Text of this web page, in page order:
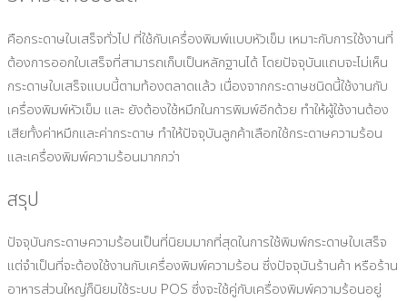
คือกระดาษใบเสร็จทั่วไป ที่ใช้กับเครื่องพิมพ์แบบหัวเข็ม เหมาะกับการใช้งานที่
ต้องการออกใบเสร็จที่สามารถเก็บเป็นหลักฐานได้ โดยปัจจุบันแถบจะไม่เห็น
กระดาษใบเสร็จแบบนี้ตามท้องตลาดแล้ว เนื่องจากกระดาษชนิดนี้ใช้งานกับ
เครื่องพิมพ์หัวเข็ม และ ยังต้องใช้หมึกในการพิมพ์อีกด้วย ทำให้ผู้ใช้งานต้อง
เสียทั้งค่าหมึกและค่ากระดาษ ทำให้ปัจจุบันลูกค้าเลือกใช้กระดาษความร้อน
และเครื่องพิมพ์ความร้อนมากกว่า
สรุป
ปัจจุบันกระดาษความร้อนเป็นที่นิยมมากที่สุดในการใช้พิมพ์กระดาษใบเสร็จ
แต่จำเป็นที่จะต้องใช้งานกับเครื่องพิมพ์ความร้อน ซึ่งปัจจุบันร้านค้า หรือร้าน
อาหารส่วนใหญ่ก็นิยมใช้ระบบ POS ซึ่งจะใช้คู่กับเครื่องพิมพ์ความร้อนอยู่